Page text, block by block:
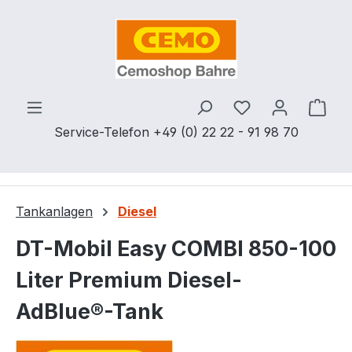
Zum Hauptinhalt springen
Service-Telefon +49 (0) 22 22 - 91 98 70
Du hast 0
Tankanlagen Diesel
DT-Mobil Easy COMBI 850-100
Liter Premium Diesel-
AdBlue®-Tank